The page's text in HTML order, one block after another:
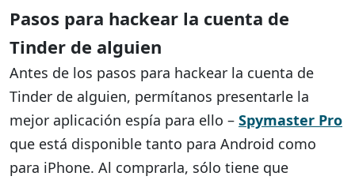
Pasos para hackear la cuenta de
Tinder de alguien
Antes de los pasos para hackear la cuenta de
Tinder de alguien, permítanos presentarle la
mejor aplicación espía para ello – Spymaster Pro
que está disponible tanto para Android como
para iPhone. Al comprarla, sólo tiene que